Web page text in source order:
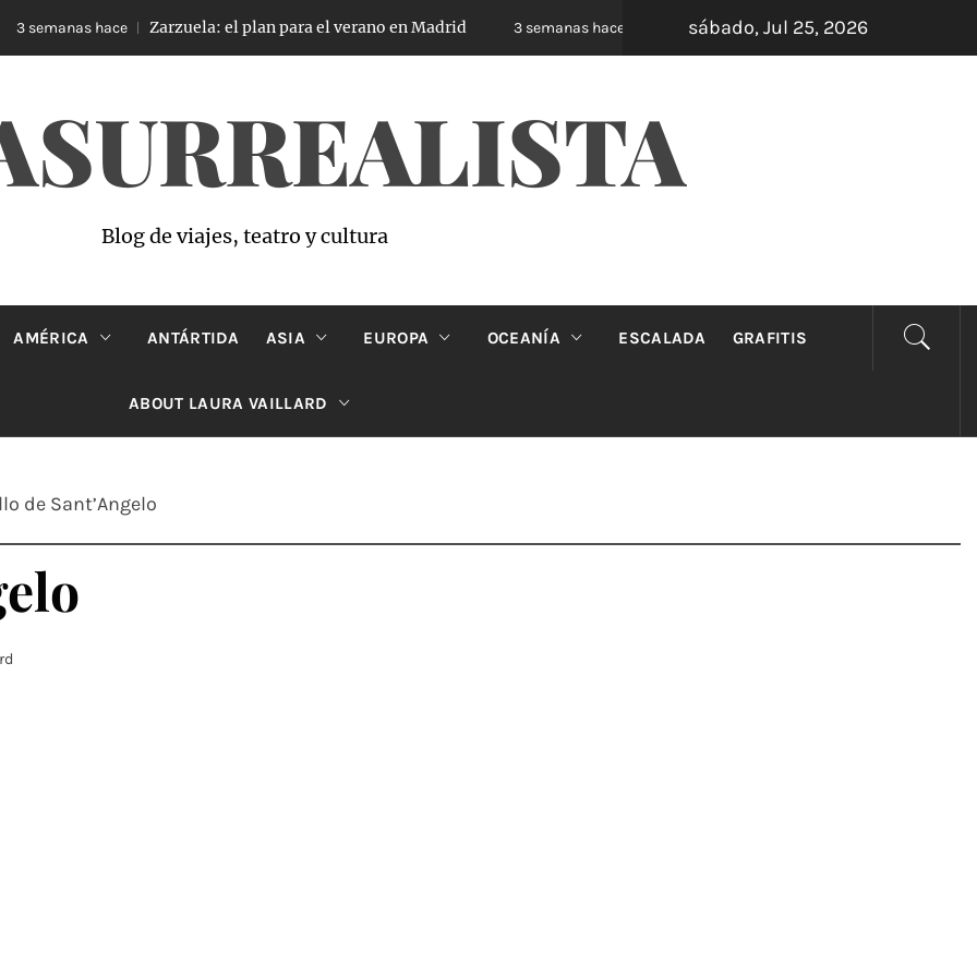
3 semanas hace Zarzuela: el plan para el verano en Madrid 3 semanas hace Oveja Negra: el unipersonal que se ríe de los
sábado, Jul 25, 2026
Blog de viajes, teatro y cultura
AMÉRICA ANTÁRTIDA ASIA EUROPA OCEANÍA ESCALADA GRAFITIS
ABOUT LAURA VAILLARD
de Sant’Angelo